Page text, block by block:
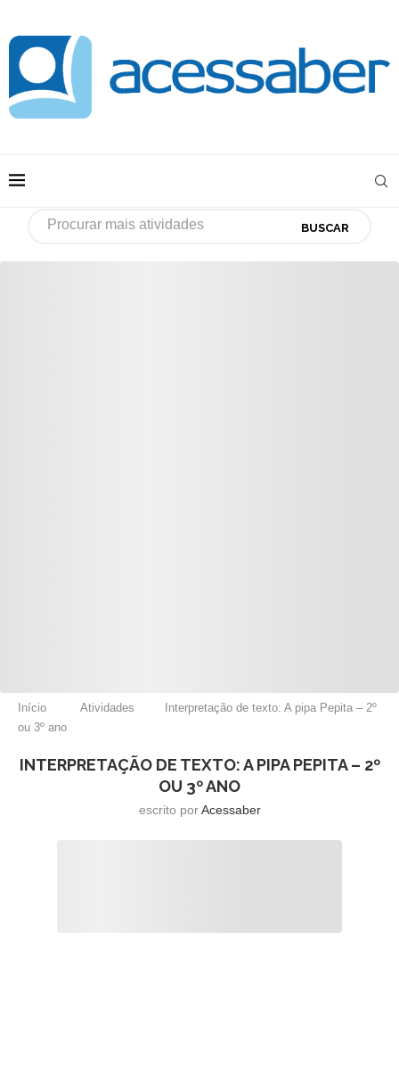
BUSCAR
Início Atividades
Interpretação de texto: A pipa Pepita – 2º
ou 3º ano
INTERPRETAÇÃO DE TEXTO: A PIPA PEPITA – 2º
OU 3º ANO
escrito porAcessaber